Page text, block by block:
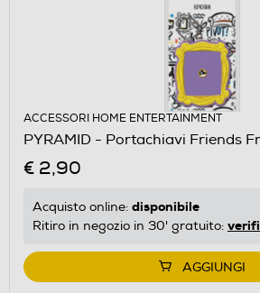
ACCESSORI HOME ENTERTAINMENT
PYRAMID - Portachiavi Friends
€ 2,90
Acquisto online: disponibile
Ritiro in negozio in 30' gratuito:
AGGIUNGI